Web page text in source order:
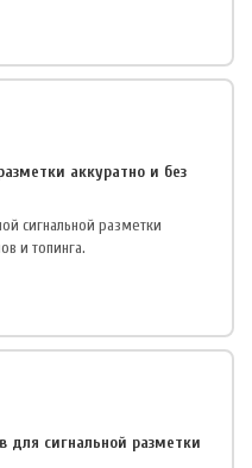
аккуратно и без
сигнальной разметки
и топинга.
для сигнальной разметки